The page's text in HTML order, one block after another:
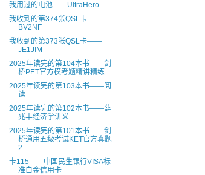
我用过的电池——UltraHero
我收到的第374张QSL卡——
BV2NF
我收到的第373张QSL卡——
JE1JIM
2025年读完的第104本书——剑
桥PET官方模考题精讲精练
2025年读完的第103本书——阅
读
2025年读完的第102本书——薛
兆丰经济学讲义
2025年读完的第101本书——剑
桥通用五级考试KET官方真题
2
卡115——中国民生银行VISA标
准白金信用卡